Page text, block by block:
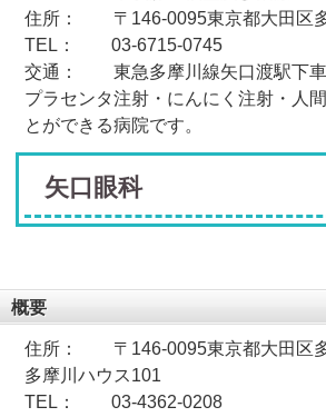
住所： 〒146-0095東京都大田区
TEL： 03-6715-0745
交通： 東急多摩川線矢口渡駅下車
プラセンタ注射・にんにく注射・人
とができる病院です。
矢口眼科
概要
住所： 〒146-0095東京都大田区
多摩川ハウス101
TEL： 03-4362-0208